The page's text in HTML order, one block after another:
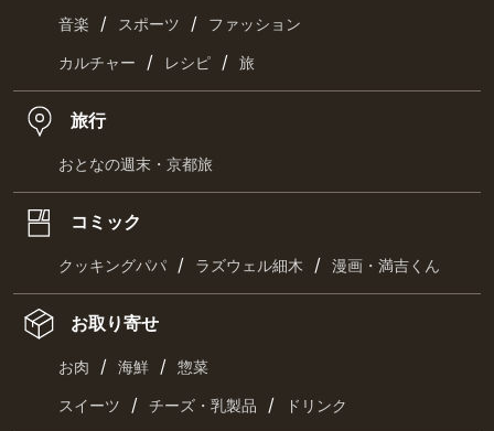
音楽 / スポーツ / ファッション
カルチャー / レシピ / 旅
旅行
おとなの週末・京都旅
コミック
クッキングパパ / ラズウェル細木 / 漫画・満吉くん
お取り寄せ
お肉 / 海鮮 / 惣菜
スイーツ / チーズ・乳製品 / ドリンク